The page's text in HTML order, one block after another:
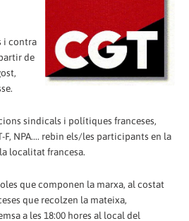
i contra
de
sindicals i polítiques franceses,
F, NPA.... rebin els/les participants en la
localitat francesa.
que componen la marxa, al costat
que recolzen la mateixa,
a les 18:00 hores al local del